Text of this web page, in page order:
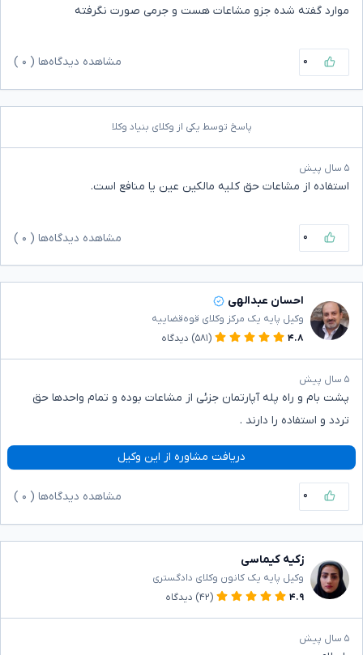
موارد گفته شده جزو مشاعات هست و جرمی صورت نگرفته
۰ مشاهده دیدگاه‌ها ( ۰
پاسخ توسط یکی از وکلای بنیاد وکلا
۵ سال پیش
استفاده از مشاعات حق کلیه مالکین عین یا منافع است.
۰ مشاهده دیدگاه‌ها ( ۰
احسان عبدالهی
وکیل پایه یک مرکز وکلای قوه‌قضاییه
۴.۸
(۵۸۱) دیدگاه
۵ سال پیش
پشت بام و راه پله آپارتمان جزئی از مشاعات بوده و تمام واحدها حق
تردد و استفاده را دارند .
دریافت مشاوره از این وکیل
۰ مشاهده دیدگاه‌ها ( ۰
زکیه کیماسی
وکیل پایه یک کانون وکلای دادگستری
۴.۹
(۴۲) دیدگاه
۵ سال پیش